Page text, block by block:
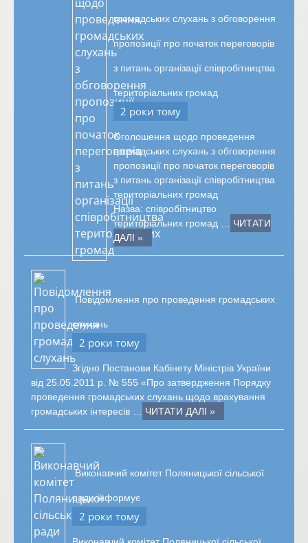
громадських слухань з обговорення
пропозиції про початок переговорів
з питань організації співробітництва
територіальних громад
2 роки тому
Оголошення щодо проведення
громадських слухань з обговорення
пропозиції про початок переговорів
з питань організації співробітництва
територіальних громад
Назва: співробітництво
територіальних громад …
ЧИТАТИ
ДАЛІ »
Повідомлення про проведення громадських
слухань
2 роки тому
Згідно Постанови Кабінету Міністрів України
від 25.05.2011 р. № 555 «Про затвердження Порядку
проведення громадських слухань щодо врахування
громадських інтересів …
ЧИТАТИ ДАЛІ »
Виконавчий комітет Поляницької сільської
ради інформує
2 роки тому